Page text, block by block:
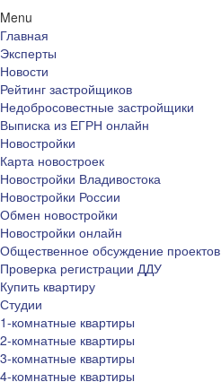
Menu
Главная
Эксперты
Новости
Рейтинг застройщиков
Недобросовестные застройщики
Выписка из ЕГРН онлайн
Новостройки
Карта новостроек
Новостройки Владивостока
Новостройки России
Обмен новостройки
Новостройки онлайн
Общественное обсуждение проектов
Проверка регистрации ДДУ
Купить квартиру
Студии
1-комнатные квартиры
2-комнатные квартиры
3-комнатные квартиры
4-комнатные квартиры